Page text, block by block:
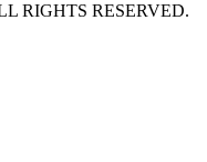
RIGHTS RESERVED.